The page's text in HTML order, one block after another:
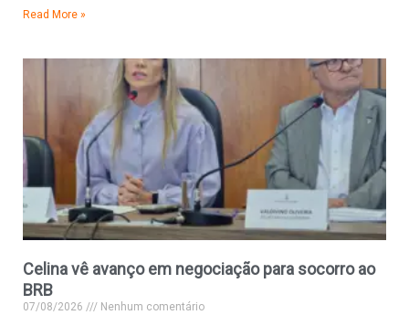
Read More »
Celina vê avanço em negociação para socorro ao
BRB
07/08/2026 Nenhum comentário